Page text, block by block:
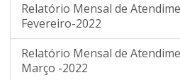
Relatório Mensal de
Fevereiro-2022
Relatório Mensal de
Março -2022